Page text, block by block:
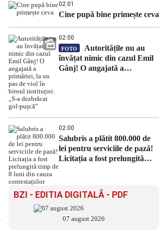
02:01
Cine pupă bine primește ceva
02:00
FOTO
Autoritățile nu au
învățat nimic din cazul Emil
Gânj! O angajată a
02:00
Salubris a plătit 800.000 de
lei pentru serviciile de pază!
Licitația a fost prelungită
BZI - EDITIA DIGITALĂ - PDF
07 august 2026